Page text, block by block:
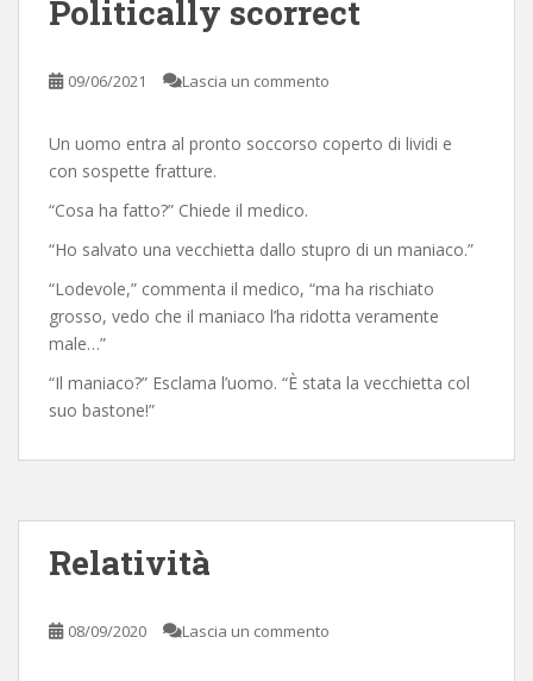
Politically scorrect
09/06/2021 Lascia un commento
Un uomo entra al pronto soccorso coperto di lividi e
con sospette fratture.
“Cosa ha fatto?” Chiede il medico.
“Ho salvato una vecchietta dallo stupro di un maniaco.”
“Lodevole,” commenta il medico, “ma ha rischiato
grosso, vedo che il maniaco l’ha ridotta veramente
male…”
“Il maniaco?” Esclama l’uomo. “È stata la vecchietta col
suo bastone!”
Relatività
08/09/2020 Lascia un commento